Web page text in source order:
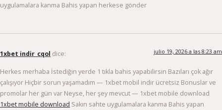
uygulamalara kanma Bahis yapan herkese gönder
1xbet indir_cqol dice: julio 19, 2026 a las 8:23 am
Herkes merhaba İstediğin yerde 1 tıkla bahis yapabilirsin Bazıları çok ağır
çalışıyor Hiçbir sorun yaşamadım — 1xbet mobil indir ücretsiz Bonuslar ve
promolar her gün var Neyse, her şey mevcut — 1xbet mobile download
1xbet mobile download Sakın sahte uygulamalara kanma Bahis yapan